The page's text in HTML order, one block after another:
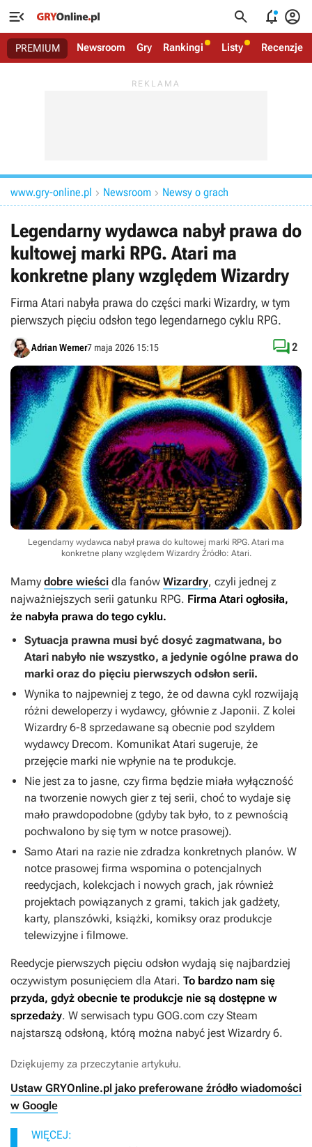
   
PREMIUM Newsroom Gry Rankingi Listy Recenzje
www.gry-online.pl  Newsroom  Newsy o grach
Legendarny wydawca nabył prawa do
kultowej marki RPG. Atari ma
konkretne plany względem Wizardry
Firma Atari nabyła prawa do części marki Wizardry, w tym
pierwszych pięciu odsłon tego legendarnego cyklu RPG.
Adrian Werner7 maja 2026 15:15 2
Legendarny wydawca nabył prawa do kultowej marki RPG. Atari ma
konkretne plany względem Wizardry Źródło: Atari.
Mamy dobre wieści dla fanów Wizardry, czyli jednej z
najważniejszych serii gatunku RPG. Firma Atari ogłosiła,
że nabyła prawa do tego cyklu.
Sytuacja prawna musi być dosyć zagmatwana, bo
Atari nabyło nie wszystko, a jedynie ogólne prawa do
marki oraz do pięciu pierwszych odsłon serii.
Wynika to najpewniej z tego, że od dawna cykl rozwijają
różni deweloperzy i wydawcy, głównie z Japonii. Z kolei
Wizardry 6-8 sprzedawane są obecnie pod szyldem
wydawcy Drecom. Komunikat Atari sugeruje, że
przejęcie marki nie wpłynie na te produkcje.
Nie jest za to jasne, czy firma będzie miała wyłączność
na tworzenie nowych gier z tej serii, choć to wydaje się
mało prawdopodobne (gdyby tak było, to z pewnością
pochwalono by się tym w notce prasowej).
Samo Atari na razie nie zdradza konkretnych planów. W
notce prasowej firma wspomina o potencjalnych
reedycjach, kolekcjach i nowych grach, jak również
projektach powiązanych z grami, takich jak gadżety,
karty, planszówki, książki, komiksy oraz produkcje
telewizyjne i filmowe.
Reedycje pierwszych pięciu odsłon wydają się najbardziej
oczywistym posunięciem dla Atari. To bardzo nam się
przyda, gdyż obecnie te produkcje nie są dostępne w
sprzedaży. W serwisach typu GOG.com czy Steam
najstarszą odsłoną, którą można nabyć jest Wizardry 6.
Dziękujemy za przeczytanie artykułu.
Ustaw GRYOnline.pl jako preferowane źródło wiadomości
w Google
WIĘCEJ: